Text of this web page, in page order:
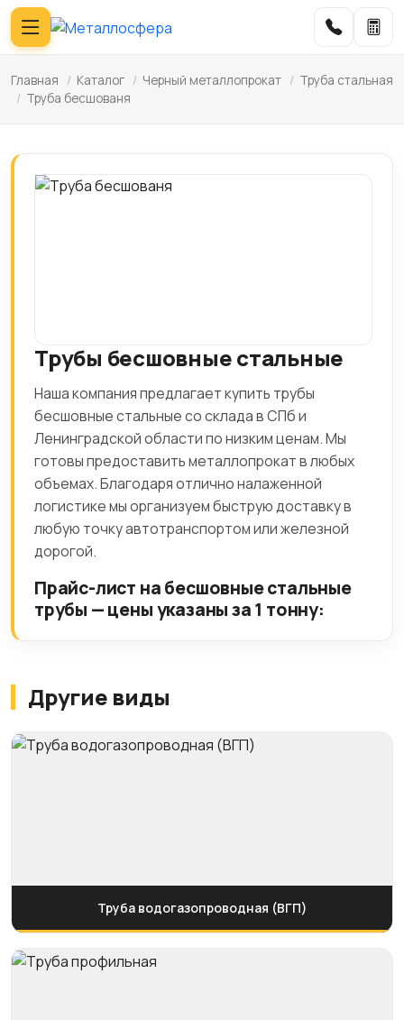
Главная / Каталог / Черный металлопрокат / Труба стальная
/ Труба бесшованя
Трубы бесшовные стальные
Наша компания предлагает купить трубы
бесшовные стальные со склада в СПб и
Ленинградской области по низким ценам. Мы
готовы предоставить металлопрокат в любых
объемах. Благодаря отлично налаженной
логистике мы организуем быструю доставку в
любую точку автотранспортом или железной
дорогой.
Прайс-лист на бесшовные стальные
трубы — цены указаны за 1 тонну:
Другие виды
Труба водогазопроводная (ВГП)